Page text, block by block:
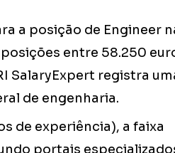
a posição de Engineer
entre 58.250
SalaryExpert registra
de engenharia.
de experiência), a faixa
portais